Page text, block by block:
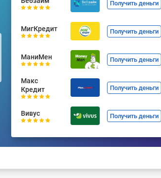
Получить деньги
МигКредит Получить деньги
МаниМен Получить деньги
Макс
Кредит
Получить деньги
Вивус Получить деньги